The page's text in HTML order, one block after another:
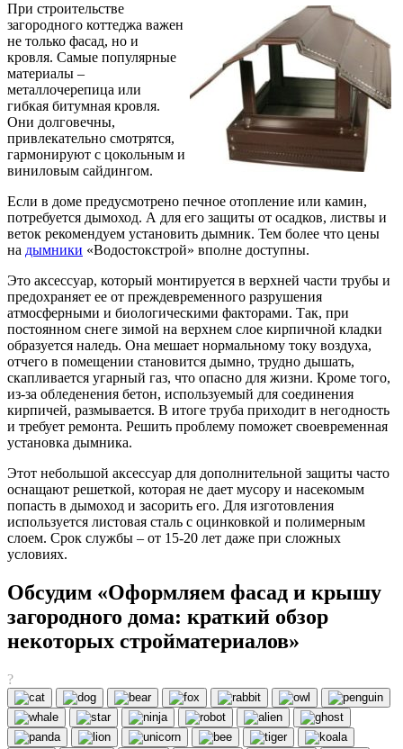
При строительстве
загородного коттеджа важен
не только фасад, но и
кровля. Самые популярные
материалы –
металлочерепица или
гибкая битумная кровля.
Они долговечны,
привлекательно смотрятся,
гармонируют с цокольным и
виниловым сайдингом.
Если в доме предусмотрено печное отопление или камин,
потребуется дымоход. А для его защиты от осадков, листвы и
веток рекомендуем установить дымник. Тем более что цены
на дымники «Водостокстрой» вполне доступны.
Это аксессуар, который монтируется в верхней части трубы и
предохраняет ее от преждевременного разрушения
атмосферными и биологическими факторами. Так, при
постоянном снеге зимой на верхнем слое кирпичной кладки
образуется наледь. Она мешает нормальному току воздуха,
отчего в помещении становится дымно, трудно дышать,
скапливается угарный газ, что опасно для жизни. Кроме того,
из-за обледенения бетон, используемый для соединения
кирпичей, размывается. В итоге труба приходит в негодность
и требует ремонта. Решить проблему поможет своевременная
установка дымника.
Этот небольшой аксессуар для дополнительной защиты часто
оснащают решеткой, которая не дает мусору и насекомым
попасть в дымоход и засорить его. Для изготовления
используется листовая сталь с оцинковкой и полимерным
слоем. Срок службы – от 15-20 лет даже при сложных
условиях.
Обсудим «Оформляем фасад и крышу
загородного дома: краткий обзор
некоторых стройматериалов»
?